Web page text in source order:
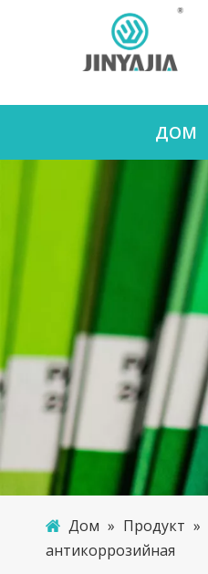
ДОМ
Дом » Продукт »
антикоррозийная